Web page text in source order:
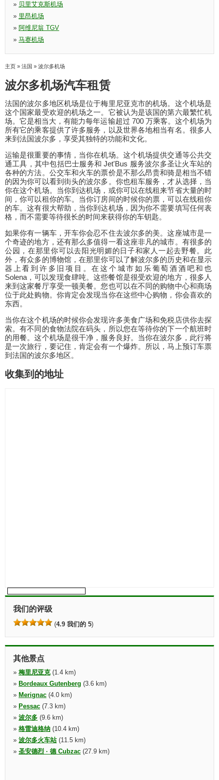
» 贝里艾克斯机场
» 里昂机场
» 阿维尼翁 TGV
» 马赛机场
主页 » 法国 » 波尔多机场
波尔多机场汽车租赁
法国的波尔多地区机场是位于梅里尼亚克市的机场。这个机场是
这个国家最受欢迎的机场之一。它被认为是该国的第六最繁忙机
场。它是相当大，有能力每年运输超过 700 万乘客。这个机场为
所有它的乘客提供了许多服务，以及世界各地相当有名。很多人
来到法国波尔多，享受其独特的功能和文化。
运输是很重要的事情，当你在机场。这个机场提供交通等公共交
通工具，其中包括巴士服务和 Jet'Bus 服务波尔多圣让火车站的
各种的方法。公交车和火车的票价是不那么昂贵和骑是相当不错
的因为你可以看到街头的波尔多。你也租车服务，才从选择，当
你在这个机场。当你到达机场，或你可以在线租来节省大量的时
间，你可以租你的车。当你订房间的时候你的票，可以在线租你
的车。这有很大帮助，当你到达机场，因为你不需要填写任何表
格，而不需要等待很长的时间来获得你的车钥匙。
如果你有一辆车，开车你会忍不住去波尔多的美。这座城市是一
个奇迹的地方，还有那么多值得一看这座非凡的城市。有很多的
公园，在那里你可以去阳光明媚的日子和家人一起去野餐。此
外，有众多的博物馆，在那里你可以了解波尔多的历史和在显示
器上看到许多旧项目。在这个城市如乐葡萄酒酒吧和也
Solena，可以发现食肆吨。这些餐馆是很受欢迎的地方，很多人
来到这家餐厅享受一顿美餐。您也可以在不同的购物中心和商场
位于此处购物。你肯定会发现当你在这些中心购物，你会喜欢的
东西。
当你在这个机场的时候你会发现许多美食广场和免税店供你去探
索。有不同的食物法院在码头，所以您在等待你的下一个航班时
的用餐。这个机场是很干净，服务良好。当你在波尔多，此行将
是一次旅行，要记住，肯定会有一个爆炸。所以，马上预订车票
到法国的波尔多地区。
收集到的地址
我们的评级
(4.9 我们的 5)
其他景点
» 梅里尼亚克(1.4 km)
» Bordeaux Gutenberg (3.6 km)
» Merignac (4.0 km)
» Pessac (7.3 km)
» 波尔多 (9.6 km)
» 格雷迪格纳 (10.4 km)
» 波尔多火车站(11.5 km)
» 圣安德烈 · 德 Cubzac (27.9 km)